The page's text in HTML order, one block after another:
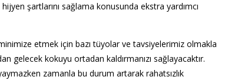
şartlarını sağlama konusunda ekstra yardımcı
etmek için bazı tüyolar ve tavsiyelerimiz olmakla
gelecek kokuyu ortadan kaldırmanızı sağlayacaktır.
zamanla bu durum artarak rahatsızlık